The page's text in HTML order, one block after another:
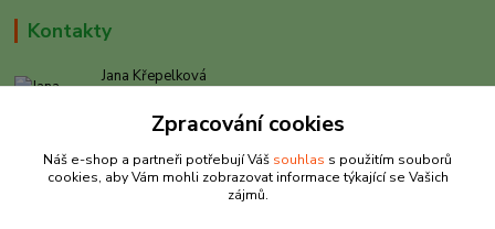
Kontakty
Jana Křepelková
(Po-Pá, 9-17 hod. , So 9-12 hod.)
info@rybarkrepelkova.cz
Zpracování cookies
Náš e-shop a partneři potřebují Váš souhlas s použitím souborů
cookies, aby Vám mohli zobrazovat informace týkající se Vašich
zájmů.